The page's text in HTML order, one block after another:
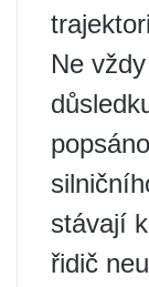
Ne
stávají
řidič